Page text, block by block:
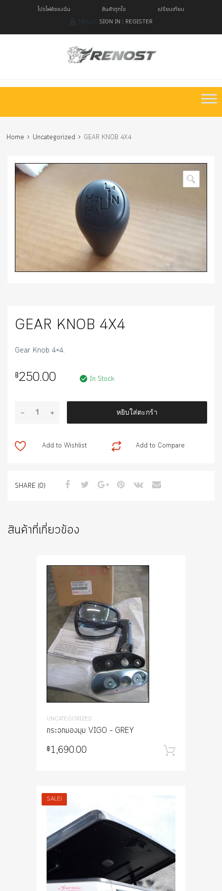
โปรไฟล์ของฉัน สินค้าถูกใจ
เปรียบเทียบ
HELLO. SIGN IN | REGISTER
content
Home Uncategorized GEAR KNOB 4X4
🔍
GEAR KNOB 4X4
Gear Knob 4×4.
฿250.00 In Stock
หยิบใส่ตะกร้า
Add to Compare
Add to Wishlist
SHARE (0)
สินค้าที่เกี่ยวข้อง
UNCATEGORIZED
กระจกมองมุม VIGO – GREY
฿1,690.00
SALE!